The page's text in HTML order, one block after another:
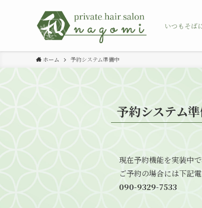
いつもそば
ホーム 予約システム準備中
予約システム
現在予約機能を実装中で
ご予約の場合には下記
090-9329-7533